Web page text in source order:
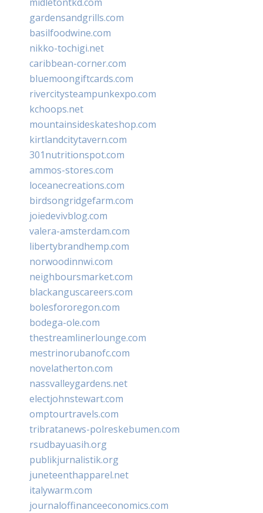
gardensandgrills.com
basilfoodwine.com
nikko-tochigi.net
caribbean-corner.com
bluemoongiftcards.com
rivercitysteampunkexpo.com
kchoops.net
mountainsideskateshop.com
kirtlandcitytavern.com
301nutritionspot.com
ammos-stores.com
loceanecreations.com
birdsongridgefarm.com
joiedevivblog.com
valera-amsterdam.com
libertybrandhemp.com
norwoodinnwi.com
neighboursmarket.com
blackanguscareers.com
bolesfororegon.com
bodega-ole.com
thestreamlinerlounge.com
mestrinorubanofc.com
novelatherton.com
nassvalleygardens.net
electjohnstewart.com
omptourtravels.com
tribratanews-polreskebumen.com
rsudbayuasih.org
publikjurnalistik.org
juneteenthapparel.net
italywarm.com
journaloffinanceeconomics.com